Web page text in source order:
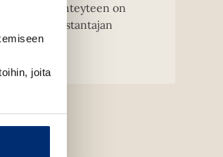
joita
yhteyteen on
ja kustantajan